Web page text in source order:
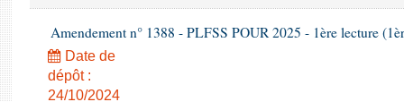
Amendement n° 1388 - PLFSS POUR 2025 - 1ère lecture
Date de
dépôt :
24/10/2024